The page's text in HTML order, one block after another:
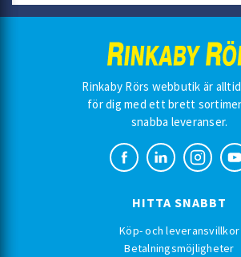
Rinkaby Rörs webbutik är
för dig med ett brett
snabba leveranser.
HITTA SNABBT
Köp- och leveransvillkor
Betalningsmöjligheter